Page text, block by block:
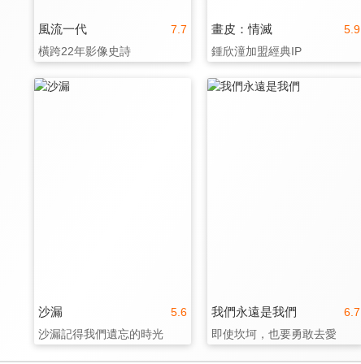
7.7
風流一代
橫跨22年影像史詩
5.9
畫皮：情滅
鍾欣潼加盟經典IP
5.6
沙漏
沙漏記得我們遺忘的時光
6.7
我們永遠是我們
即使坎坷，也要勇敢去愛